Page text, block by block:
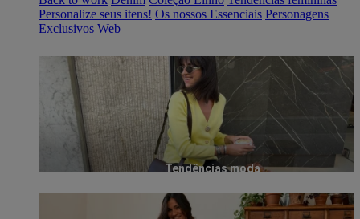
Personalize seus itens! Os nossos Essenciais Personagens
Exclusivos Web
Tendências moda